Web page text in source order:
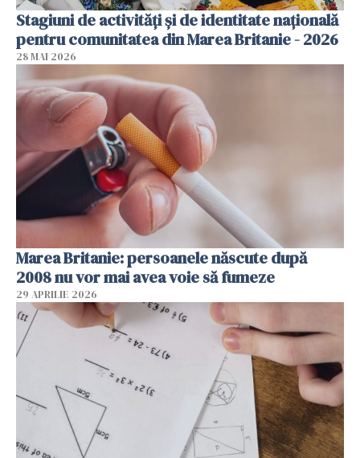
Stagiuni de activități și de identitate națională
pentru comunitatea din Marea Britanie - 2026
28 MAI 2026
Marea Britanie: persoanele născute după
2008 nu vor mai avea voie să fumeze
29 APRILIE 2026